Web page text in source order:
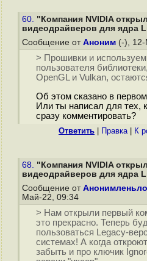
60. "Компания NVIDIA
видеодрайверов для ядра
Сообщение от Аноним (-),
> Прошивки и
пользователя
OpenGL и Vulkan,
Об этом сказано в
Или ты написал для тех,
сразу комментировать?
Ответить Правка| К
68. "Компания NVIDIA
видеодрайверов для ядра
Сообщение от
Май-22, 09:34
> Нам открыли первый
это прекрасно. Теперь
пользоваться Legacy-
системах! А когда
забыть и про ключик